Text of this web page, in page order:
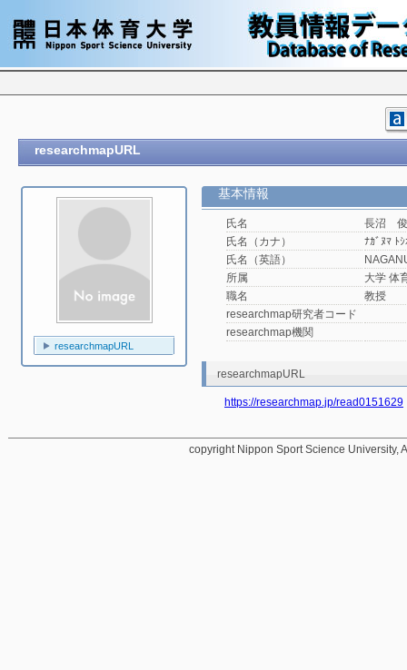
researchmapURL
researchmapURL
基本情報
氏名
長沼
氏名（カナ）
ﾅｶﾞﾇﾏ ﾄｼ
氏名（英語）
所属
大学 体
職名
教授
researchmap研究者コード
researchmap機関
researchmapURL
https://researchmap.jp/read0151629